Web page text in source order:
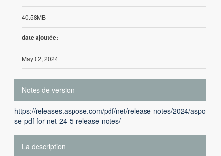
40.58MB
date ajoutée:
May 02, 2024
Notes de version
https://releases.aspose.com/pdf/net/release-notes/2024/aspo
se-pdf-for-net-24-5-release-notes/
La description